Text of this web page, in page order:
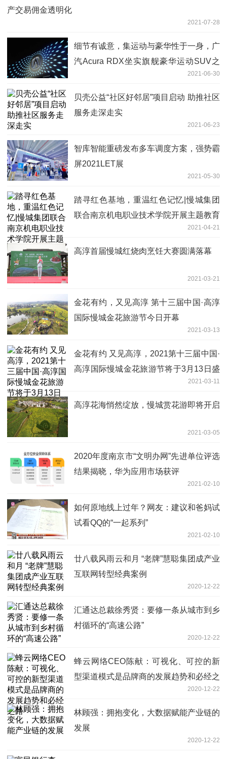
产交易佣金透明化
2021-07-28
细节有诚意，集运动与豪华性于一身，广
汽Acura RDX坐实旗舰豪华运动SUV之
2021-06-30
贝壳公益“社区好邻居”项目启动 助推社区
服务走深走实
2021-06-23
智库智能重磅发布多车调度方案，强势霸
屏2021LET展
2021-05-30
踏寻红色基地，重温红色记忆|慢城集团
联合南京机电职业技术学院开展主题教育
2021-04-21
高淳首届慢城红烧肉烹饪大赛圆满落幕
2021-03-21
金花有约，又见高淳 第十三届中国·高淳
国际慢城金花旅游节今日开幕
2021-03-13
金花有约 又见高淳，2021第十三届中国·
高淳国际慢城金花旅游节将于3月13日盛
2021-03-11
高淳花海悄然绽放，慢城赏花游即将开启
2021-03-05
2020年度南京市“文明办网”先进单位评选
结果揭晓，华为应用市场获评
2021-02-10
如何原地线上过年？网友：建议和爸妈试
试看QQ的“一起系列”
2021-02-10
廿八载风雨云和月 “老牌”慧聪集团成产业
互联网转型经典案例
2020-12-22
汇通达总裁徐秀贤：要修一条从城市到乡
村循环的“高速公路”
2020-12-22
蜂云网络CEO陈献：可视化、可控的新
型渠道模式是品牌商的发展趋势和必经之
2020-12-22
林顾强：拥抱变化，大数据赋能产业链的
发展
2020-12-22